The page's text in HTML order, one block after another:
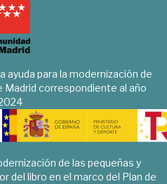
ayuda para la modernización de
Madrid correspondiente al año
de las pequeñas y
del libro en el marco del Plan de